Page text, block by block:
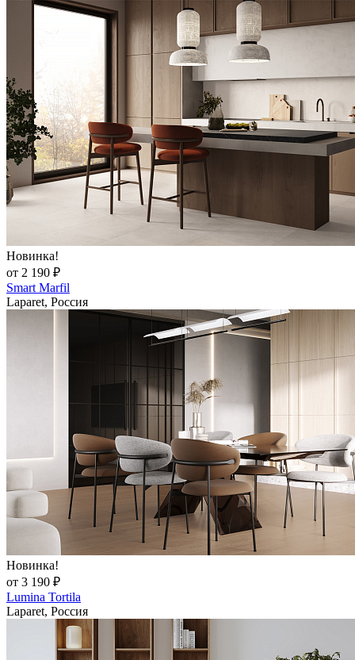
Новинка!
от 2 190 ₽
Smart Marfil
Laparet, Россия
Новинка!
от 3 190 ₽
Lumina Tortila
Laparet, Россия